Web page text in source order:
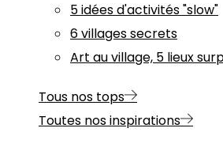
5 idées d'activités "slow"
6 villages secrets
Art au village, 5 lieux
Tous nos tops
Toutes nos inspirations